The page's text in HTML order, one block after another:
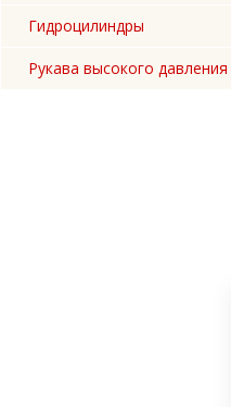
Гидроцилиндры
Рукава высокого давления